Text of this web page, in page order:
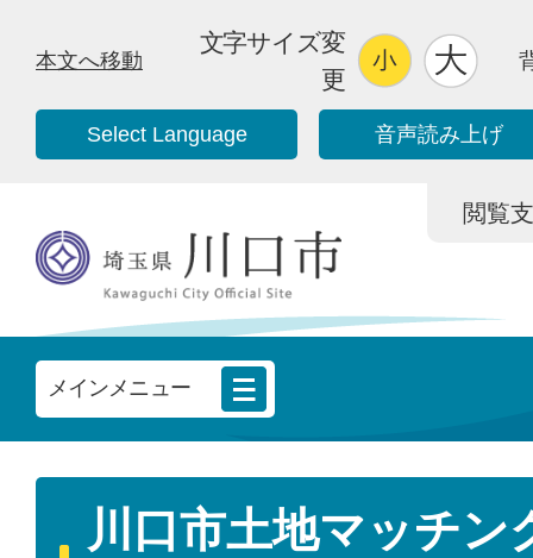
本文へ移動
文字サイズ変
更
Select Language 音声読み上げ
閲覧
メインメニュー
川口市土地マッチン